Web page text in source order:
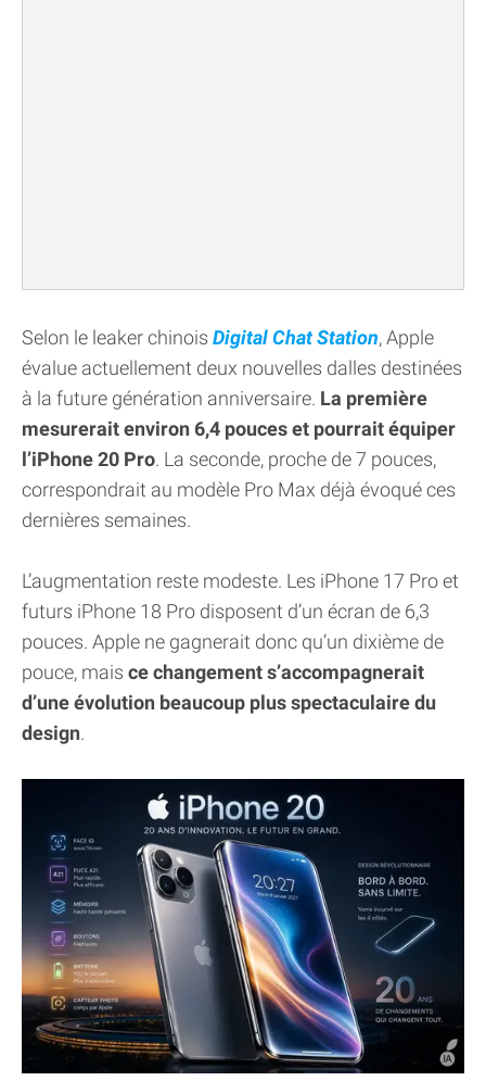
Selon le leaker chinois Digital Chat Station, Apple
évalue actuellement deux nouvelles dalles destinées
à la future génération anniversaire. La première
mesurerait environ 6,4 pouces et pourrait équiper
l’iPhone 20 Pro. La seconde, proche de 7 pouces,
correspondrait au modèle Pro Max déjà évoqué ces
dernières semaines.
L’augmentation reste modeste. Les iPhone 17 Pro et
futurs iPhone 18 Pro disposent d’un écran de 6,3
pouces. Apple ne gagnerait donc qu’un dixième de
pouce, mais ce changement s’accompagnerait
d’une évolution beaucoup plus spectaculaire du
design.